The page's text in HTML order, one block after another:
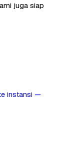
juga siap
instansi —